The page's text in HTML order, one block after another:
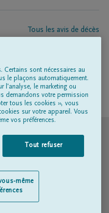
Tous les avis de décès
de pompes funèbres
à la vie privée
Certains sont nécessaires au
le plaçons automatiquement.
l'analyse, le marketing ou
demandons votre permission
tous les cookies », vous
sur votre appareil. Vous
vos préférences.
Tout refuser
même